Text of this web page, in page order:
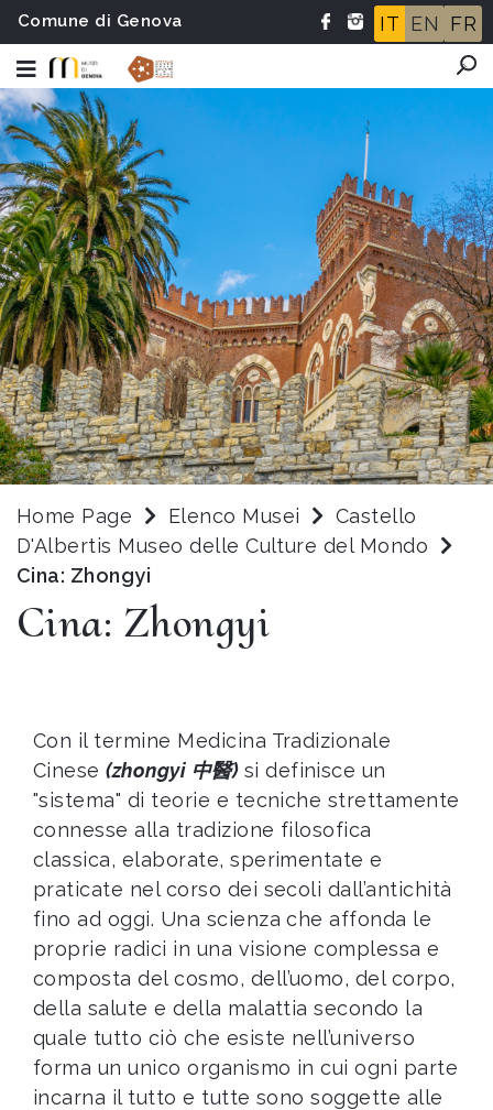
Comune di Genova IT EN FR
Home Page Elenco Musei
Castello
D'Albertis Museo delle Culture del Mondo
Cina: Zhongyi
Cina: Zhongyi
Con il termine Medicina Tradizionale
Cinese(zhongyi 中醫)si definisce un
"sistema" di teorie e tecniche strettamente
connesse alla tradizione filosofica
classica, elaborate, sperimentate e
praticate nel corso dei secoli dall’antichità
fino ad oggi. Una scienza che affonda le
proprie radici in una visione complessa e
composta del cosmo, dell’uomo, del corpo,
della salute e della malattia secondo la
quale tutto ciò che esiste nell’universo
forma un unico organismo in cui ogni parte
incarna il tutto e tutte sono soggette alle